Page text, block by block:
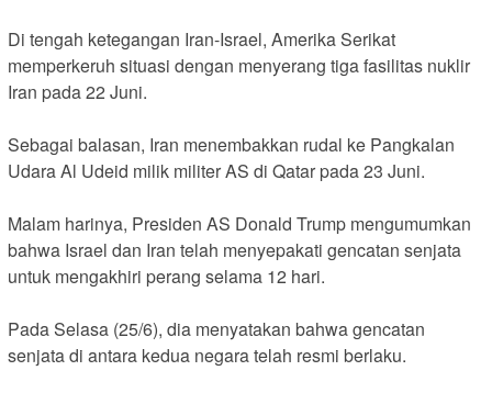
Di tengah ketegangan Iran-Israel, Amerika Serikat
memperkeruh situasi dengan menyerang tiga fasilitas nuklir
Iran pada 22 Juni.
Sebagai balasan, Iran menembakkan rudal ke Pangkalan
Udara Al Udeid milik militer AS di Qatar pada 23 Juni.
Malam harinya, Presiden AS Donald Trump mengumumkan
bahwa Israel dan Iran telah menyepakati gencatan senjata
untuk mengakhiri perang selama 12 hari.
Pada Selasa (25/6), dia menyatakan bahwa gencatan
senjata di antara kedua negara telah resmi berlaku.